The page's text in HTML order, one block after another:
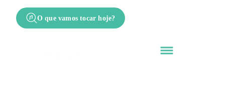
O que vamos tocar hoje?